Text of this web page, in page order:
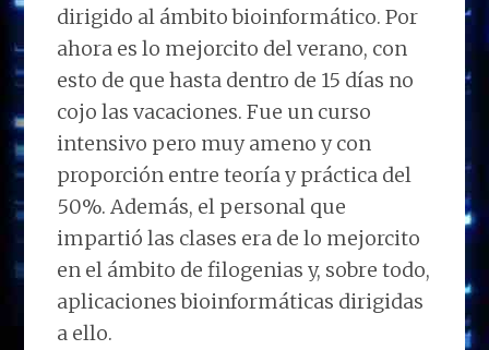
dirigido al ámbito bioinformático. Por
ahora es lo mejorcito del verano, con
esto de que hasta dentro de 15 días no
cojo las vacaciones. Fue un curso
intensivo pero muy ameno y con
proporción entre teoría y práctica del
50%. Además, el personal que
impartió las clases era de lo mejorcito
en el ámbito de filogenias y, sobre todo,
aplicaciones bioinformáticas dirigidas
a ello.